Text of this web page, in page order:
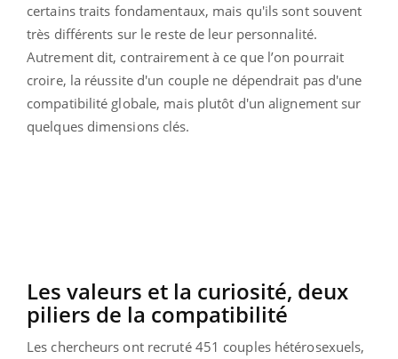
certains traits fondamentaux, mais qu'ils sont souvent
très différents sur le reste de leur personnalité.
Autrement dit, contrairement à ce que l’on pourrait
croire, la réussite d'un couple ne dépendrait pas d'une
compatibilité globale, mais plutôt d'un alignement sur
quelques dimensions clés.
Les valeurs et la curiosité, deux
piliers de la compatibilité
Les chercheurs ont recruté 451 couples hétérosexuels,